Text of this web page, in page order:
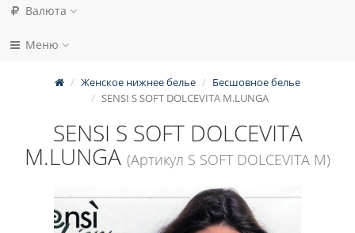
Валюта
Меню
Женское нижнее белье
Бесшовное белье
SENSI S SOFT DOLCEVITA M.LUNGA
SENSI S SOFT DOLCEVITA
M.LUNGA (Артикул S SOFT DOLCEVITA M)